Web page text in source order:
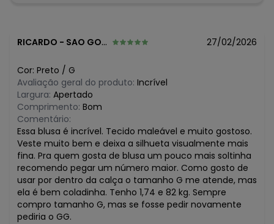
abril/2026 R$ 39,99
fevereiro/2026
RICARDO - SAO GONCALO - RJ 27/02/2026
Cor: Preto / G
Avaliação geral do produto: Incrível
Largura: Apertado
Comprimento: Bom
Comentário:
Essa blusa é incrível. Tecido maleável e muito gostoso.
Veste muito bem e deixa a silhueta visualmente mais
fina. Pra quem gosta de blusa um pouco mais soltinha
recomendo pegar um número maior. Como gosto de
usar por dentro da calça o tamanho G me atende, mas
ela é bem coladinha. Tenho 1,74 e 82 kg. Sempre
compro tamanho G, mas se fosse pedir novamente
pediria o GG.